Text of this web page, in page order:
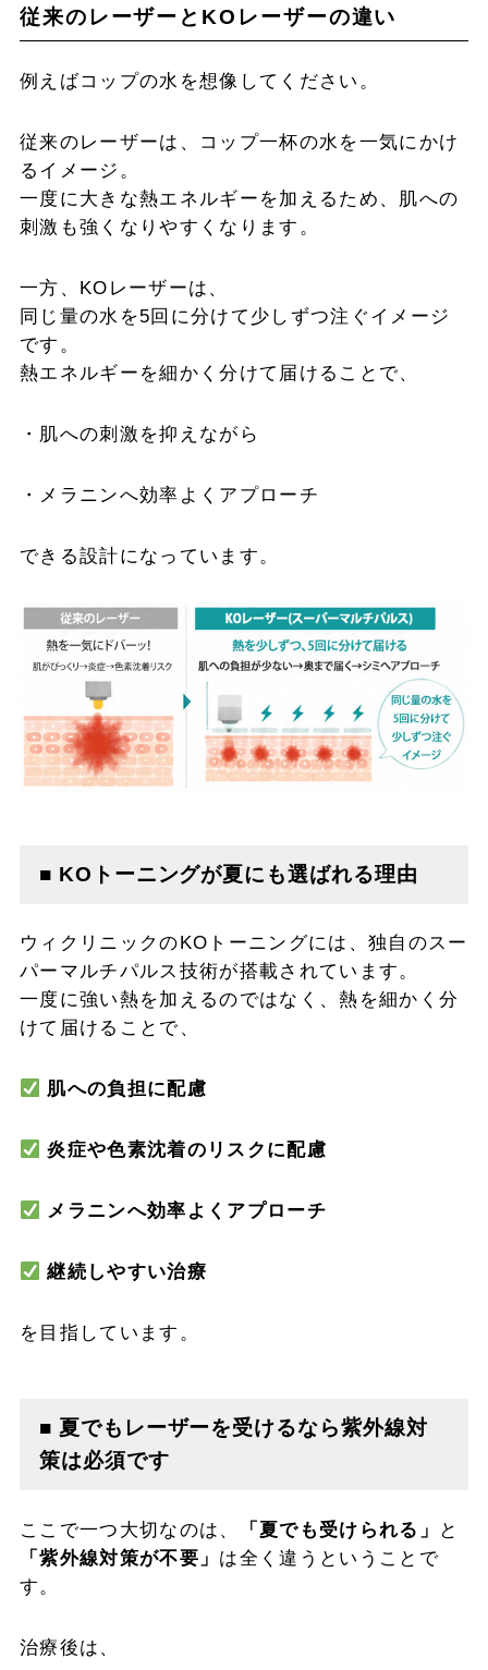
従来のレーザーとKOレーザーの違い
例えばコップの水を想像してください。
従来のレーザーは、コップ一杯の水を一気にかけ
るイメージ。
一度に大きな熱エネルギーを加えるため、肌への
刺激も強くなりやすくなります。
一方、KOレーザーは、
同じ量の水を5回に分けて少しずつ注ぐイメージ
です。
熱エネルギーを細かく分けて届けることで、
・肌への刺激を抑えながら
・メラニンへ効率よくアプローチ
できる設計になっています。
■ KOトーニングが夏にも選ばれる理由
ウィクリニックのKOトーニングには、独自のスー
パーマルチパルス技術が搭載されています。
一度に強い熱を加えるのではなく、熱を細かく分
けて届けることで、
肌への負担に配慮
炎症や色素沈着のリスクに配慮
メラニンへ効率よくアプローチ
継続しやすい治療
を目指しています。
■ 夏でもレーザーを受けるなら紫外線対
策は必須です
ここで一つ大切なのは、 「夏でも受けられる」
と
「紫外線対策が不要」 は全く違うということで
す。
治療後は、